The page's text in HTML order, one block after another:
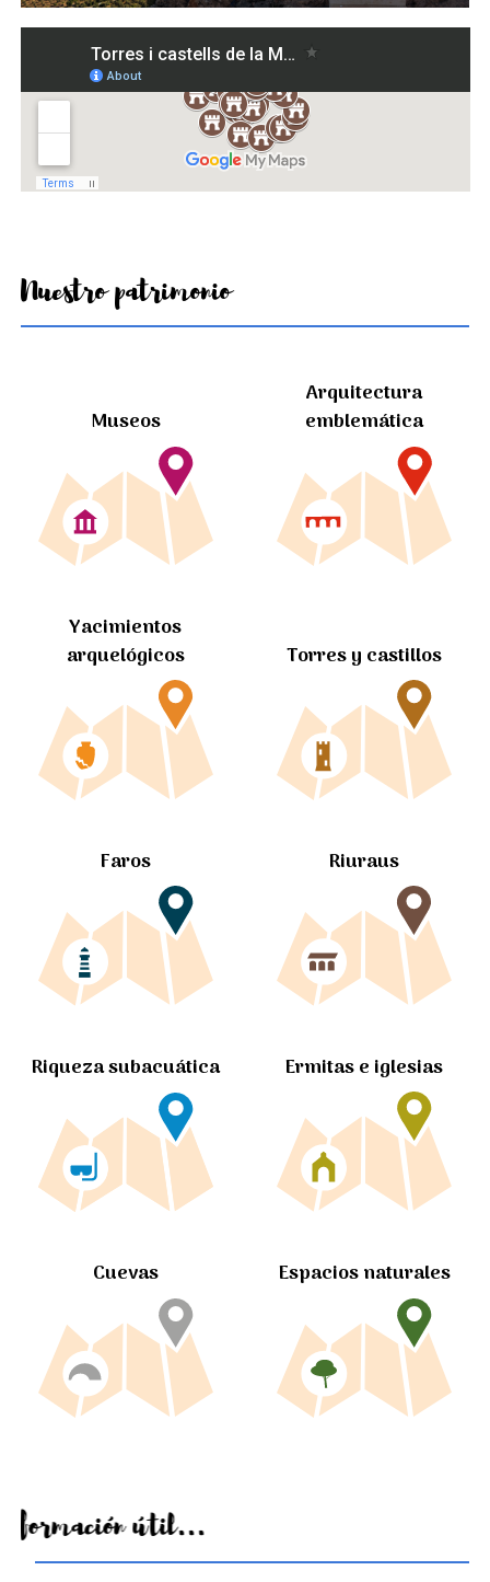
Nuestro patrimonio
Museos
Arquitectura
emblemática
Yacimientos
arquelógicos
Torres y castillos
Faros Riuraus
Riqueza subacuática Ermitas e iglesias
Cuevas Espacios naturales
Información útil...